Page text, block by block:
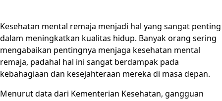
Kesehatan mental remaja menjadi hal yang sangat penting
dalam meningkatkan kualitas hidup. Banyak orang sering
mengabaikan pentingnya menjaga kesehatan mental
remaja, padahal hal ini sangat berdampak pada
kebahagiaan dan kesejahteraan mereka di masa depan.
Menurut data dari Kementerian Kesehatan, gangguan